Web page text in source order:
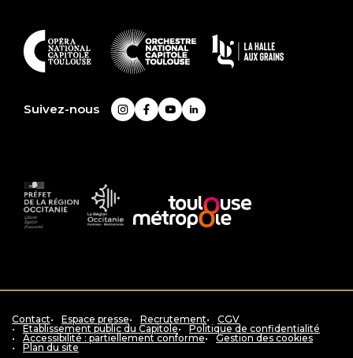
plus
Suivez-nous
Instagram
Facebook
YouTube
LinkedIn
Préfet
de
La
Région
Accès
au
Contact Espace presse Recrutement
CGV
Etablissement public du Capitole
Politique de confidentialité
Accessibilité : partiellement conforme
Gestion des cookies
Plan du site